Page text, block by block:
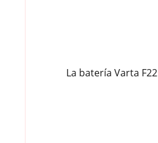
La batería Varta